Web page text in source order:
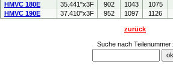
HMVC 180E
35.441"x3F 902 1043 1075
HMVC 190E
37.410"x3F 952 1097 1126
zurück
Suche nach Teilenummer: